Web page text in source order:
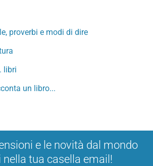
proverbi e modi di dire
libri
un libro...
e le novità dal mondo
nella tua casella email!